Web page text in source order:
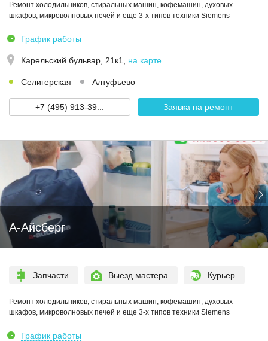
Ремонт холодильников, стиральных машин, кофемашин, духовых
шкафов, микроволновых печей и еще 3-х типов техники Siemens
График работы
Карельский бульвар, 21к1 на карте
Селигерская Алтуфьево
+7 (495) 913-39... Заявка на ремонт
А-Айсберг
Запчасти Выезд мастера Курьер
Ремонт холодильников, стиральных машин, кофемашин, духовых
шкафов, микроволновых печей и еще 3-х типов техники Siemens
График работы